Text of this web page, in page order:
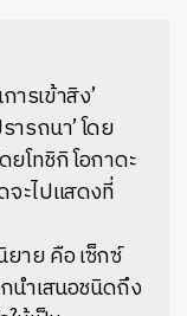
ารเข้าสิง’
รถนา’ โดย
โทชิกิ โอกาดะ
ะไปแสดงที่
าย คือ เซ็กซ์
นำเสนอชนิดถึง